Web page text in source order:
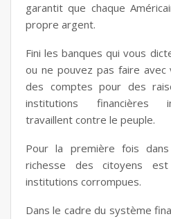
garantit que chaque
propre argent.
Fini les banques qui vous
ou ne pouvez pas faire
des comptes pour des
institutions financières
travaillent contre le peuple.
Pour la première fois
richesse des citoyens
institutions corrompues.
Dans le cadre du système